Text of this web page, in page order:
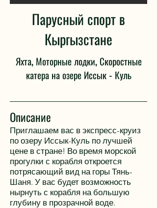
Парусный спорт в
Кыргызстане
Яхта, Моторные лодки, Скоростные
катера на озере Иссык - Куль
Описание
Приглашаем вас в экспресс-круиз
по озеру Иссык-Куль по лучшей
цене в стране! Во время морской
прогулки с корабля откроется
потрясающий вид на горы Тянь-
Шаня. У вас будет возможность
нырнуть с корабля на большую
глубину в прозрачной воде.